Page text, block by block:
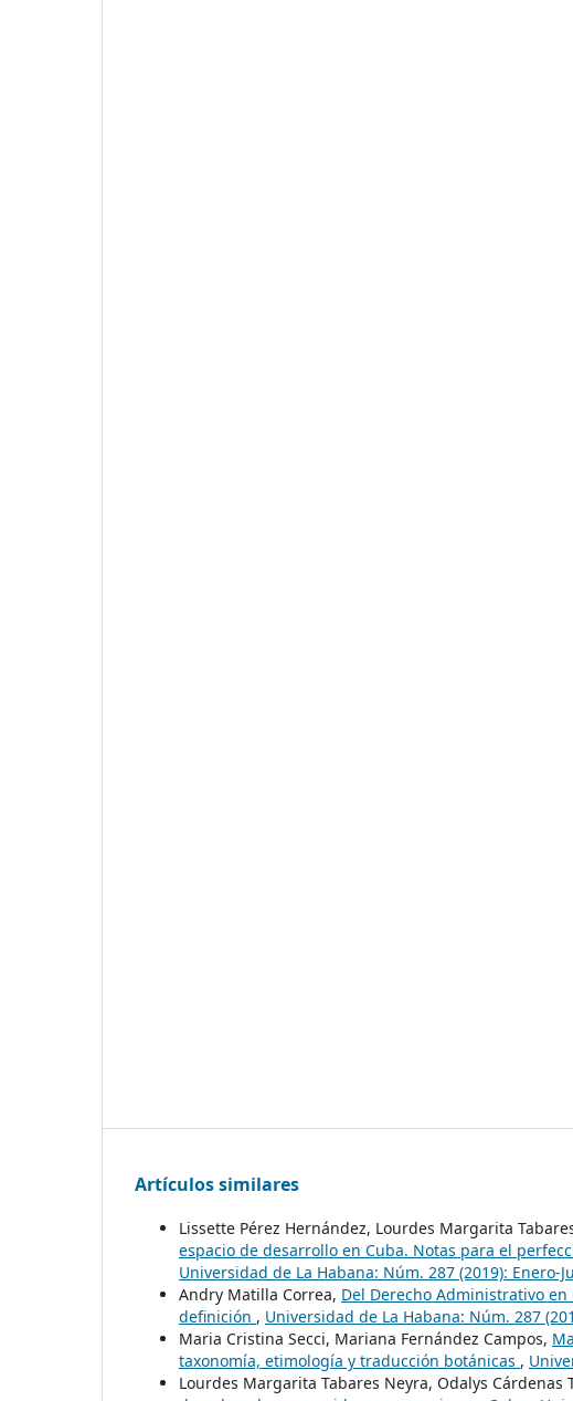
Artículos similares
Lissette Pérez Hernández, Lourdes Margarita
espacio de desarrollo en Cuba. Notas para el
Universidad de La Habana: Núm. 287 (2019): Enero-
Andry Matilla Correa, Del Derecho Administrativo
definición , Universidad de La Habana: Núm. 287
Maria Cristina Secci, Mariana Fernández Campos,
taxonomía, etimología y traducción botánicas ,
Lourdes Margarita Tabares Neyra, Odalys Cárdenas